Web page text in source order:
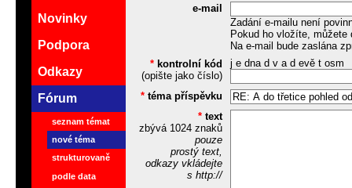
e-mail
Zadání e-mailu není
Pokud ho vložíte,
Na e-mail bude zaslána
* kontrolní kód
(opište jako číslo)
j e dna d v a d evě t osm
* téma příspěvku
* text
zbývá 1024znaků
pouze
prostý text,
odkazy vkládejte
s http://
Novinky
Podpora
Odkazy
Fórum
seznam témat
nové téma
strukturovaně
podle data